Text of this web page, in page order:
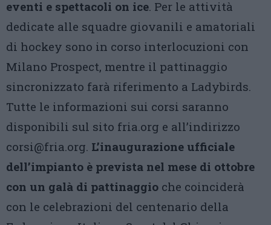
eventi e spettacoli on ice. Per le attività
dedicate alle squadre giovanili e amatoriali
di hockey sono in corso interlocuzioni con
Milano Prospect, mentre il pattinaggio
sincronizzato farà riferimento a Ladybirds.
Tutte le informazioni sui corsi saranno
disponibili sul sito fria.org e all’indirizzo
corsi@fria.org. L’inaugurazione ufficiale
dell’impianto è prevista nel mese di ottobre
con un galà di pattinaggio che coinciderà
con le celebrazioni del centenario della